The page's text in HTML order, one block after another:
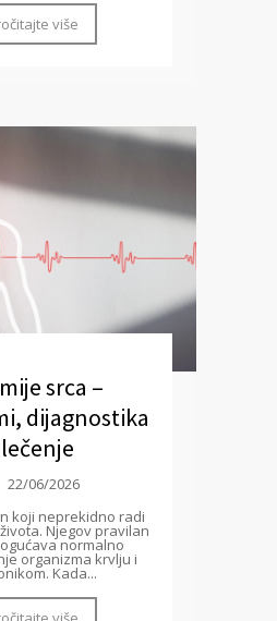
više
srca –
dijagnostika
22/06/2026
koji neprekidno radi
Njegov pravilan
normalno
organizma krvlju i
Kada...